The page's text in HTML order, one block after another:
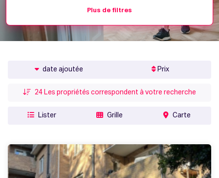
Plus de filtres
date ajoutée Prix
24 Les propriétés correspondent à votre recherche
Lister Grille Carte